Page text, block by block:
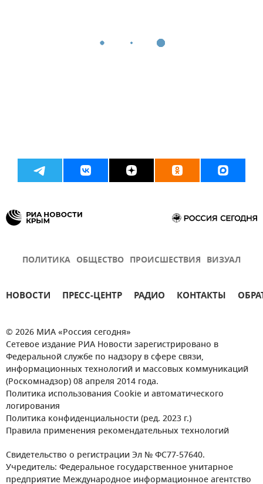
ПОЛИТИКА ОБЩЕСТВО ПРОИСШЕСТВИЯ ВИЗУАЛ
НОВОСТИ ПРЕСС-ЦЕНТР РАДИО КОНТАКТЫ
© 2026 МИА «Россия сегодня»
Сетевое издание РИА Новости зарегистрировано в
Федеральной службе по надзору в сфере связи,
информационных технологий и массовых коммуникаций
(Роскомнадзор) 08 апреля 2014 года.
Политика использования Cookie и автоматического
логирования
Политика конфиденциальности (ред. 2023 г.)
Правила применения рекомендательных технологий
Свидетельство о регистрации Эл № ФС77-57640.
Учредитель: Федеральное государственное унитарное
предприятие Международное информационное агентство